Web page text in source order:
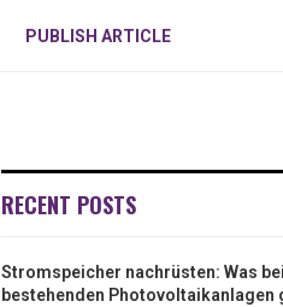
PUBLISH ARTICLE
RECENT POSTS
Stromspeicher nachrüsten: Was bei
bestehenden Photovoltaikanlagen